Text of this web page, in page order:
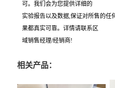
可。我们会为您提供详细的
实验报告以及数据,保证对所售的任
果都真实可靠。详情请联系区
域销售经理/经销商!
相关产品：